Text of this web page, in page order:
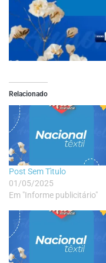
Relacionado
Post Sem Tìtulo
01/05/2025
Em "Informe publicitário"